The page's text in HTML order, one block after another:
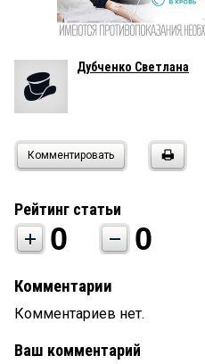
Дубченко Светлана
Комментировать
Рейтинг статьи
0 0
Комментарии
Комментариев нет.
Ваш комментарий